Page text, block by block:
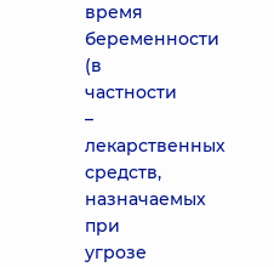
время
беременности
(в
частности
–
лекарственных
средств,
назначаемых
при
угрозе